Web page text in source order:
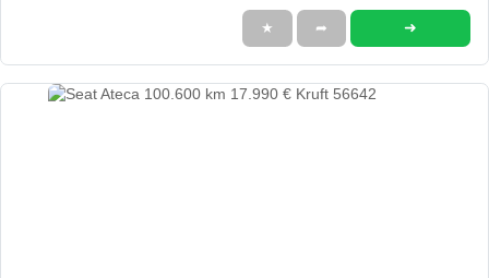
★ ➦ ➜